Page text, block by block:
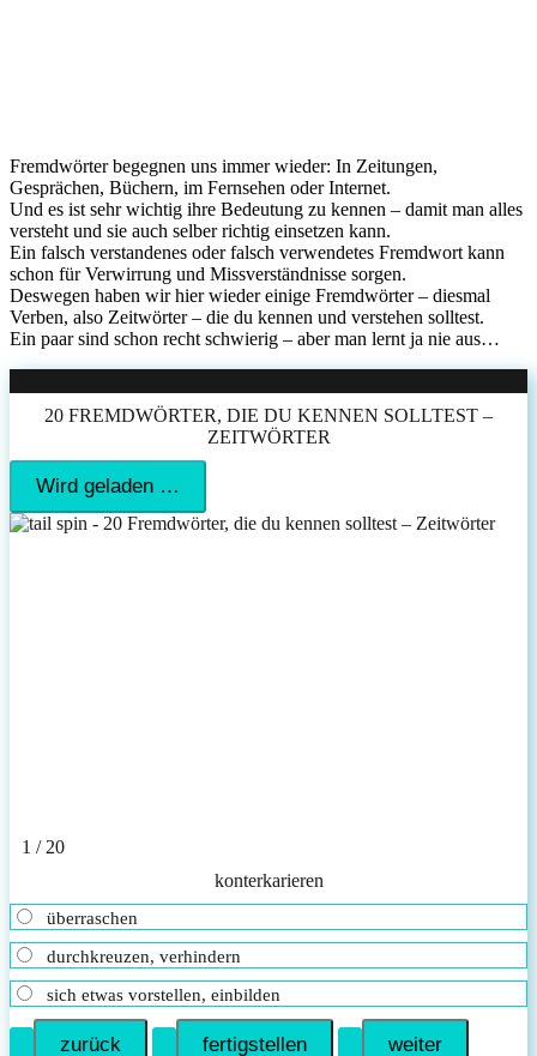
Fremdwörter begegnen uns immer wieder: In Zeitungen,
Gesprächen, Büchern, im Fernsehen oder Internet.
Und es ist sehr wichtig ihre Bedeutung zu kennen – damit man alles
versteht und sie auch selber richtig einsetzen kann.
Ein falsch verstandenes oder falsch verwendetes Fremdwort kann
schon für Verwirrung und Missverständnisse sorgen.
Deswegen haben wir hier wieder einige Fremdwörter – diesmal
Verben, also Zeitwörter – die du kennen und verstehen solltest.
Ein paar sind schon recht schwierig – aber man lernt ja nie aus…
20 FREMDWÖRTER, DIE DU KENNEN SOLLTEST –
ZEITWÖRTER
1 / 20
konterkarieren
überraschen
durchkreuzen, verhindern
sich etwas vorstellen, einbilden